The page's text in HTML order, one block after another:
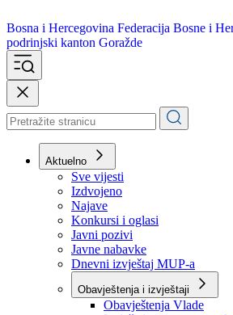
Bosna i Hercegovina
podrinjski kanton Goražde
Aktuelno
Sve vijesti
Izdvojeno
Najave
Konkursi i oglasi
Javni pozivi
Javne nabavke
Dnevni izvještaj MUP-a